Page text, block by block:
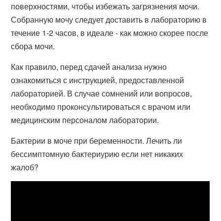
поверхностями, чтобы избежать загрязнения мочи.
Собранную мочу следует доставить в лабораторию в
течение 1-2 часов, в идеале - как можно скорее после
сбора мочи.
Как правило, перед сдачей анализа нужно
ознакомиться с инструкцией, предоставленной
лабораторией. В случае сомнений или вопросов,
необходимо проконсультироваться с врачом или
медицинским персоналом лаборатории.
Бактерии в моче при беременности. Лечить ли
бессимптомную бактериурию если нет никаких
жалоб?